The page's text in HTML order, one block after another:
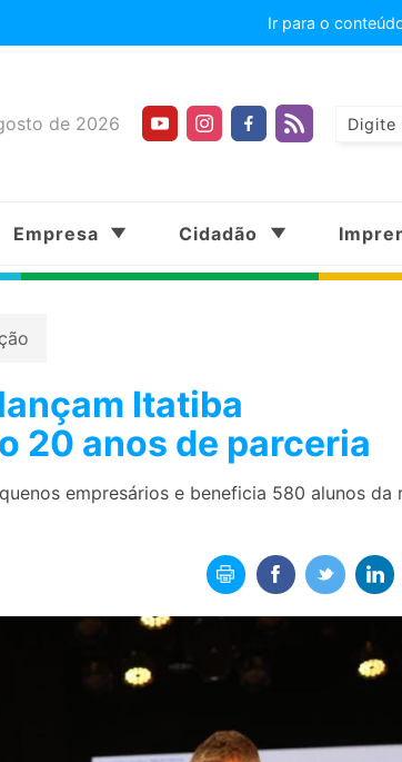
Ir para o
de 2026
Empresa Cidadão
Itatiba
20 anos de parceria
empresários e beneficia 580 alunos da